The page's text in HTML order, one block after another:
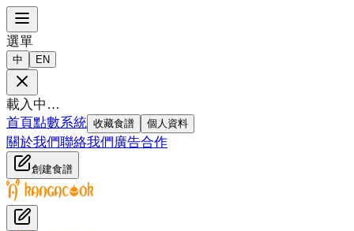
選單
中 EN
載入中…
首頁點數系統 收藏食譜 個人資料
關於我們聯絡我們廣告合作
創建食譜